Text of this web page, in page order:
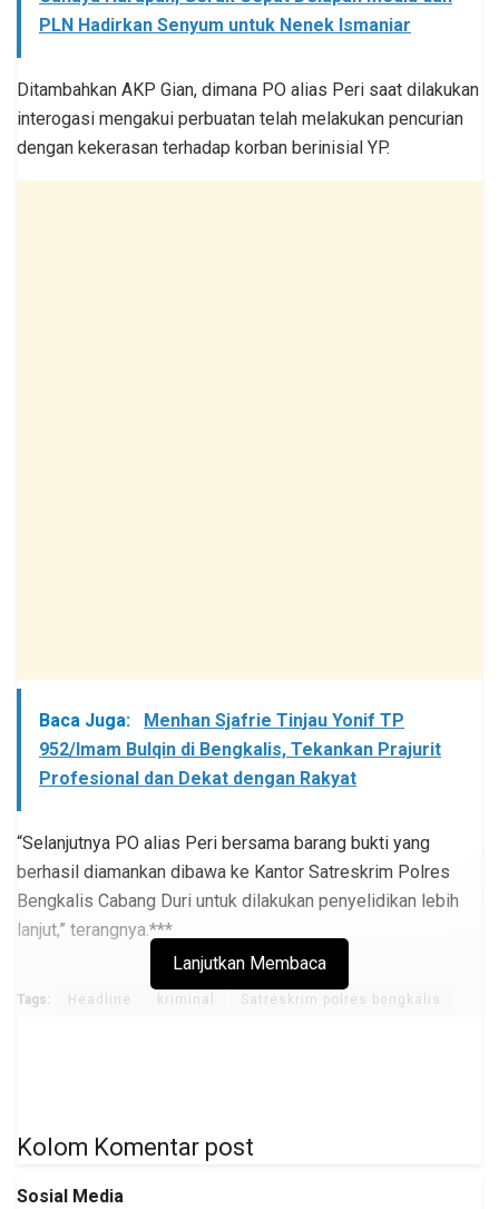
PLN Hadirkan Senyum untuk Nenek Ismaniar
Ditambahkan AKP Gian, dimana PO alias Peri saat dilakukan
interogasi mengakui perbuatan telah melakukan pencurian
dengan kekerasan terhadap korban berinisial YP.
Baca Juga:
Menhan Sjafrie Tinjau Yonif TP
952/Imam Bulqin di Bengkalis, Tekankan Prajurit
Profesional dan Dekat dengan Rakyat
“Selanjutnya PO alias Peri bersama barang bukti yang
berhasil diamankan dibawa ke Kantor Satreskrim Polres
Bengkalis Cabang Duri untuk dilakukan penyelidikan lebih
lanjut,” terangnya.***
Lanjutkan Membaca
Tags: Headline kriminal Satreskrim polres bengkalis
Kolom Komentar post
Sosial Media